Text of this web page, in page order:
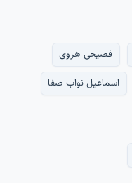
فصیحی هروی
اسماعیل نواب صفا